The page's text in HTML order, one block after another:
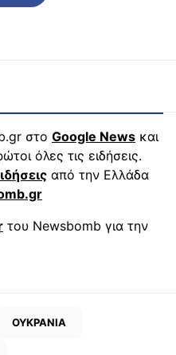
στο Google News και
όλες τις ειδήσεις.
από την Ελλάδα
του Newsbomb για την
ΟΥΚΡΑΝΙΑ